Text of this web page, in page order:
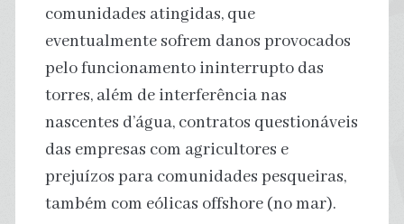
comunidades atingidas, que
eventualmente sofrem danos provocados
pelo funcionamento ininterrupto das
torres, além de interferência nas
nascentes d’água, contratos questionáveis
das empresas com agricultores e
prejuízos para comunidades pesqueiras,
também com eólicas offshore (no mar).